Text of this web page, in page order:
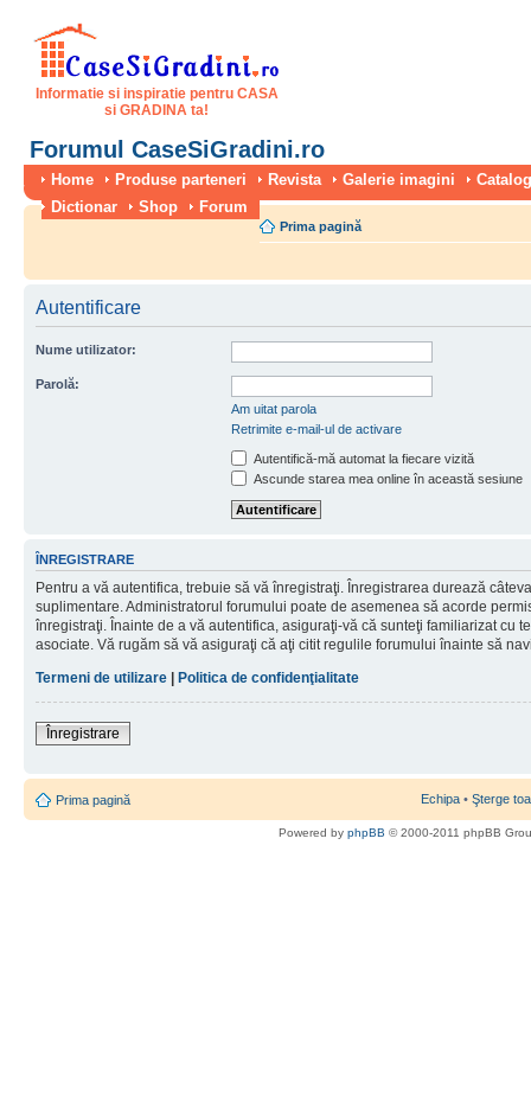
Informatie si inspiratie pentru CASA
si GRADINA ta!
Forumul CaseSiGradini.ro
Home Produse parteneri Revista Galerie imagini
Dictionar
Shop Forum
Prima pagină
Autentificare
Nume utilizator:
Parolă:
Am uitat parola
Retrimite e-mail-ul de activare
Autentifică-mă automat la fiecare vizită
Ascunde starea mea online în această sesiune
ÎNREGISTRARE
Pentru a vă autentifica, trebuie să vă înregistraţi. Înregistrarea durează
suplimentare. Administratorul forumului poate de asemenea să acorde
înregistraţi. Înainte de a vă autentifica, asiguraţi-vă că sunteţi familiarizat cu
asociate. Vă rugăm să vă asiguraţi că aţi citit regulile forumului înainte să
Termeni de utilizare | Politica de confidenţialitate
Înregistrare
Prima pagină Echipa • Şterge
Powered by phpBB © 2000-2011 phpBB